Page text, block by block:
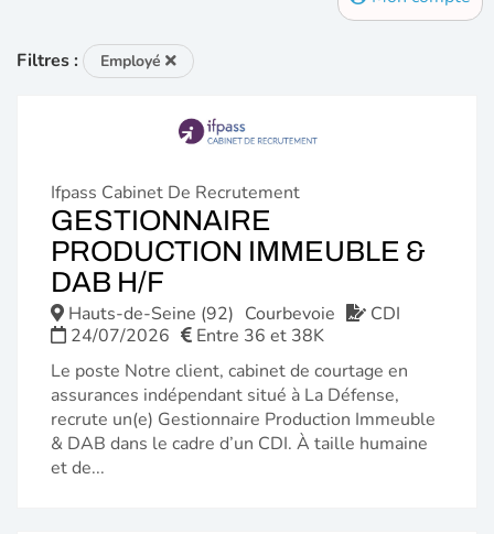
Filtres : Employé
Ifpass Cabinet De Recrutement
GESTIONNAIRE
PRODUCTION IMMEUBLE &
DAB H/F
FENÊTRE)
Hauts-de-Seine (92) Courbevoie
CDI
24/07/2026
Entre 36 et 38K
Le poste Notre client, cabinet de courtage en
assurances indépendant situé à La Défense,
recrute un(e) Gestionnaire Production Immeuble
& DAB dans le cadre d’un CDI. À taille humaine
et de...